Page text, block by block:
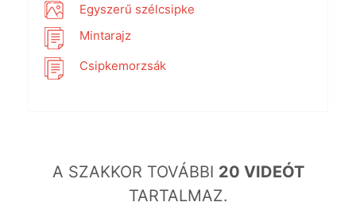
Egyszerű szélcsipke
Mintarajz
Csipkemorzsák
A SZAKKOR TOVÁBBI 20 VIDEÓT
TARTALMAZ.